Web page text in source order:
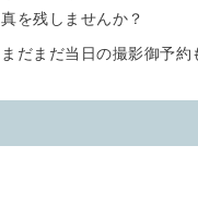
真を残しませんか？
まだまだ当日の撮影御予